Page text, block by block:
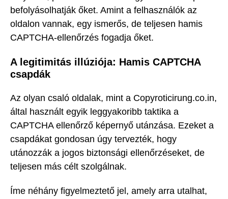
befolyásolhatják őket. Amint a felhasználók az
oldalon vannak, egy ismerős, de teljesen hamis
CAPTCHA-ellenőrzés fogadja őket.
A legitimitás illúziója: Hamis CAPTCHA
csapdák
Az olyan csaló oldalak, mint a Copyroticirung.co.in,
által használt egyik leggyakoribb taktika a
CAPTCHA ellenőrző képernyő utánzása. Ezeket a
csapdákat gondosan úgy tervezték, hogy
utánozzák a jogos biztonsági ellenőrzéseket, de
teljesen más célt szolgálnak.
Íme néhány figyelmeztető jel, amely arra utalhat,